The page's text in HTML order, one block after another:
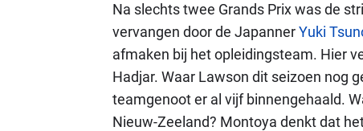
Na slechts twee Grands Prix was de
vervangen door de JapannerYuki
afmaken bij het opleidingsteam. Hier
Hadjar. Waar Lawson dit seizoen nog
teamgenoot er al vijf binnengehaald.
Nieuw-Zeeland? Montoya denkt dat